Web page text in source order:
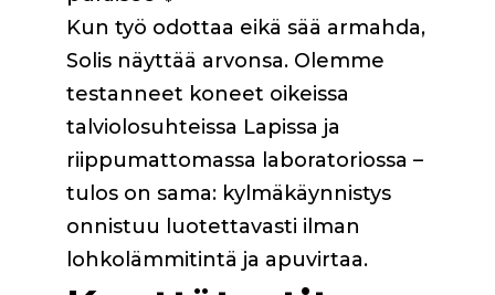
Kun työ odottaa eikä sää armahda,
Solis näyttää arvonsa. Olemme
testanneet koneet oikeissa
talviolosuhteissa Lapissa ja
riippumattomassa laboratoriossa –
tulos on sama: kylmäkäynnistys
onnistuu luotettavasti ilman
lohkolämmitintä ja apuvirtaa.